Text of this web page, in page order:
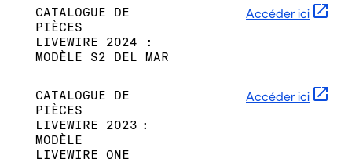
CATALOGUE DE
PIÈCES
LIVEWIRE 2024 :
MODÈLE S2 DEL MAR
Accéder ici
CATALOGUE DE
PIÈCES
LIVEWIRE 2023 :
MODÈLE
LIVEWIRE ONE
Accéder ici